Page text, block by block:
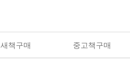
새책구매 중고책구매